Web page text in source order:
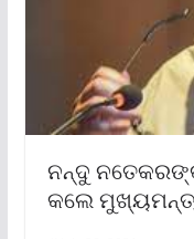
ନନ୍ଦୁ
କଲେ